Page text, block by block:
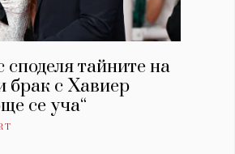
тайните на
брак с Хавиер
се уча“